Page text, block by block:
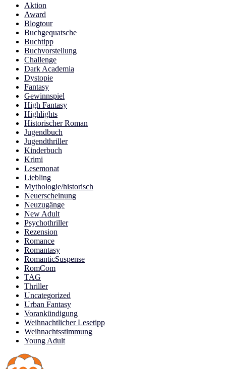
Aktion
Award
Blogtour
Buchgequatsche
Buchtipp
Buchvorstellung
Challenge
Dark Academia
Dystopie
Fantasy
Gewinnspiel
High Fantasy
Highlights
Historischer Roman
Jugendbuch
Jugendthriller
Kinderbuch
Krimi
Lesemonat
Liebling
Mythologie/historisch
Neuerscheinung
Neuzugänge
New Adult
Psychothriller
Rezension
Romance
Romantasy
RomanticSuspense
RomCom
TAG
Thriller
Uncategorized
Urban Fantasy
Vorankündigung
Weihnachtlicher Lesetipp
Weihnachtsstimmung
Young Adult